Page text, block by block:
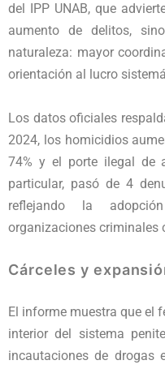
del IPP UNAB, que
aumento de delitos,
naturaleza: mayor
orientación al lucro
Los datos oficiales
2024, los homicidios
74% y el porte ilegal de
particular, pasó de 4
reflejando la
organizaciones criminales
Cárceles y
El informe muestra que el
interior del sistema
incautaciones de drogas